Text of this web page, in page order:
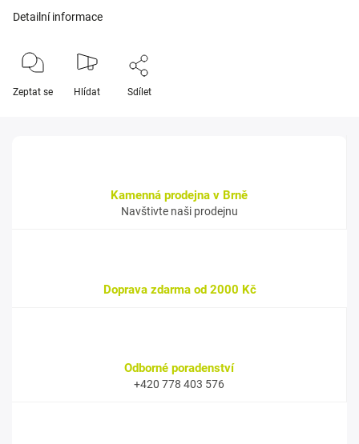
Detailní informace
Zeptat se Hlídat Sdílet
Kamenná prodejna v Brně
Navštivte naši prodejnu
Doprava zdarma od 2000 Kč
Odborné poradenství
+420 778 403 576